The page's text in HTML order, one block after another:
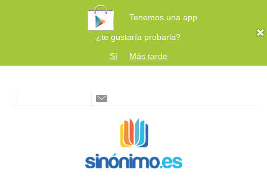
Tenemos una app
¿te gustaría probarla?
Sí
Más tarde